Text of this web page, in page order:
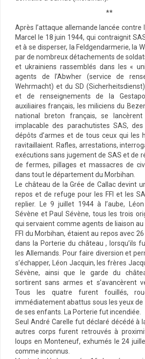
**
Après l’attaque allemande lancée contre
Marcel le 18 juin 1944, qui contraignit
et à se disperser, la Feldgendarmerie, la
par de nombreux détachements de
et ukrainiens rassemblés dans les «
agents de l’Abwher (service de
Wehrmacht) et du SD
et de renseignements de la
auxiliaires français, les miliciens du
national breton français, se
implacable des parachutistes SAS, des
dépôts d’armes et de tous ceux qui les
ravitaillaient. Rafles, arrestations,
exécutions sans jugement de SAS et de
de fermes, pillages et massacres de
dans tout le département du Morbihan.
Le château de la Grée de Callac devint
repos et de refuge pour les FFI et les
replier. Le 9 juillet 1944 à l’aube,
Sévène et Paul Sévène, tous les trois
qui servaient comme agents de liaison au
FFI du Morbihan, étaient au repos avec
dans la Porterie du château , lorsqu’ils
les Allemands. Pour faire diversion et
s’échapper, Léon Jacquin, les frères
Sévène, ainsi que le garde du
sortirent sans armes et s’avancèrent
Tous les quatre furent fouillés,
immédiatement abattus sous les yeux de
de ses enfants. La Porterie fut incendiée.
Seul André Carelle fut déclaré décédé à
autres corps furent retrouvés à
loups en Monteneuf, exhumés le 24
comme inconnus.